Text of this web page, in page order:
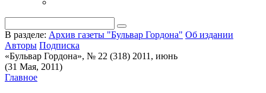
В разделе: Архив газеты "Бульвар Гордона" Об издании
Авторы Подписка
«Бульвар Гордона», № 22 (318) 2011, июнь
(31 Мая, 2011)
Главное